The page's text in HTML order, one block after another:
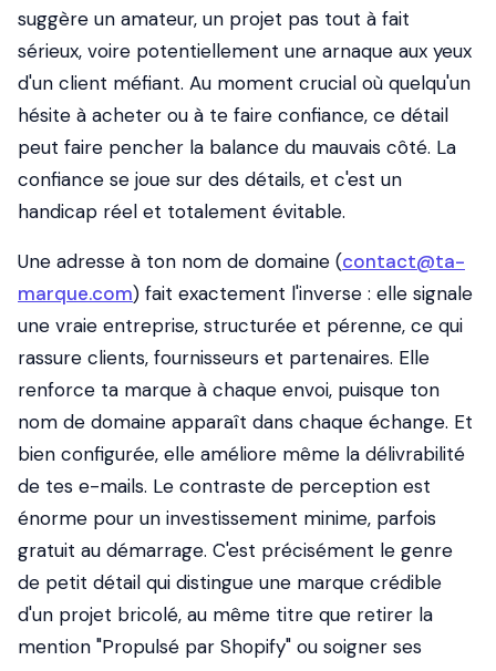
suggère un amateur, un projet pas tout à fait
sérieux, voire potentiellement une arnaque aux yeux
d'un client méfiant. Au moment crucial où quelqu'un
hésite à acheter ou à te faire confiance, ce détail
peut faire pencher la balance du mauvais côté. La
confiance se joue sur des détails, et c'est un
handicap réel et totalement évitable.
Une adresse à ton nom de domaine (contact@ta-
marque.com) fait exactement l'inverse : elle signale
une vraie entreprise, structurée et pérenne, ce qui
rassure clients, fournisseurs et partenaires. Elle
renforce ta marque à chaque envoi, puisque ton
nom de domaine apparaît dans chaque échange. Et
bien configurée, elle améliore même la délivrabilité
de tes e-mails. Le contraste de perception est
énorme pour un investissement minime, parfois
gratuit au démarrage. C'est précisément le genre
de petit détail qui distingue une marque crédible
d'un projet bricolé, au même titre que retirer la
mention "Propulsé par Shopify" ou soigner ses